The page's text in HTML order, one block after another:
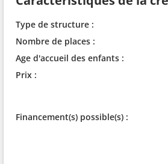
Type de structure :
Nombre de places :
Age d'accueil des enfants :
Prix :
Financement(s) possible(s) :